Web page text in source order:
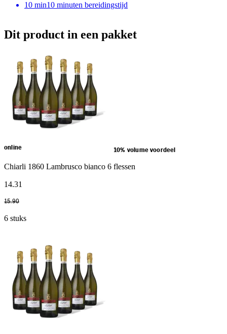
10 min10 minuten bereidingstijd
Dit product in een pakket
online 10% volume voordeel
Chiarli 1860 Lambrusco bianco 6 flessen
14.31
15.90
6 stuks